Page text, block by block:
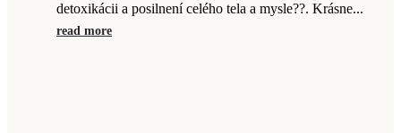
detoxikácii a posilnení celého tela a mysle??. Krásne...
read more